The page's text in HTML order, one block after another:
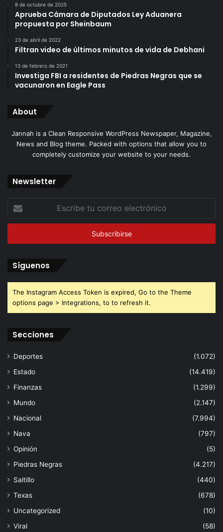
8 de octubre de 2025
Aprueba Cámara de Diputados Ley Aduanera
propuesta por Sheinbaum
23 de abril de 2022
Filtran video de últimos minutos de vida de Debhani
13 de febrero de 2021
Investiga FBI a residentes de Piedras Negras que se
vacunaron en Eagle Pass
About
Jannah is a Clean Responsive WordPress Newspaper, Magazine,
News and Blog theme. Packed with options that allow you to
completely customize your website to your needs.
Newsletter
correo
Síguenos
The Instagram Access Token is expired, Go to the Theme
options page > Integrations, to to refresh it.
Secciones
Deportes
(1.072)
Estado
(14.419)
Finanzas
(1.299)
Mundo
(2.147)
Nacional
(7.994)
Nava
(797)
Opinión
(5)
Piedras Negras
(4.217)
Saltillo
(440)
Texas
(678)
Uncategorized
(10)
Viral
(58)